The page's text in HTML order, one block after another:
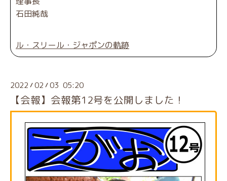
石田純哉
ル・スリール・ジャポンの軌跡
2022 /02 /03 05:20
【会報】会報第12号を公開しました！